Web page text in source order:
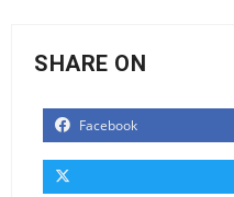
SHARE ON
Facebook